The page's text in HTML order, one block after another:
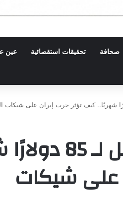
صحافة تحقيقات استقصائية عين
عاجل | بزيادة قد
على شيكات